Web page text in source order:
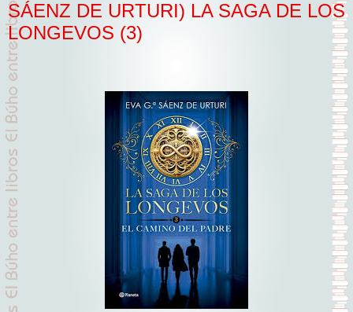
SÁENZ DE URTURI) LA SAGA DE LOS
LONGEVOS (3)